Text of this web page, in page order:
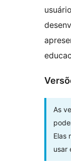
As
Elas
usar